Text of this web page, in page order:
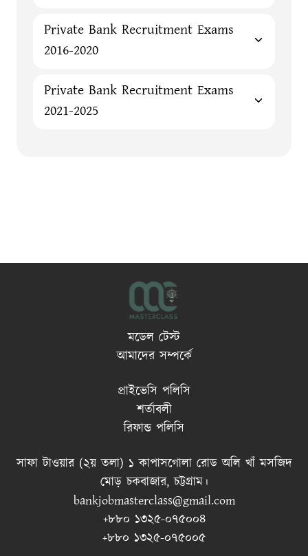
Private Bank Recruitment Exams
2016-2020
Private Bank Recruitment Exams
2021-2025
মডেল টেস্ট
আমাদের সম্পর্কে
প্রাইভেসি পলিসি
শর্তাবলী
রিফান্ড পলিসি
সাফা টাওয়ার (২য় তলা) ১ কাপাসগোলা রোড অলি খাঁ মসজিদ
মোড় চকবাজার, চট্টগ্রাম।
bankjobmasterclass@gmail.com
+৮৮০ ১৩২৫-০৭৫০০৪
+৮৮০ ১৩২৫-০৭৫০০৫